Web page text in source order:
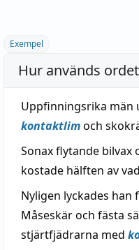
Exempel
Hur används ordet
Uppfinningsrika
kontaktlimoch
Sonax flytande bilvax
kostade hälften av
Nyligen lyckades han
Måseskär och fästa
stjärtfjädrarna med